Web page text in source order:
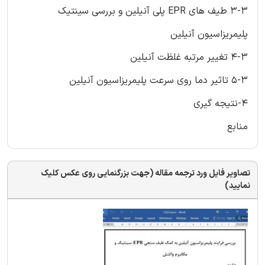
3-3 طیف های EPR پلی آنیلین و بررسی سینتیک
پلیمریزاسیون آنیلین
4-3 تغییر مرتبه غلظت آنیلین
5-3 تاثیر دما روی سرعت پلیمریزاسیون آنیلین
4-نتیجه گیری
منابع
تصاویر فایل ورد ترجمه مقاله (جهت بزرگنمایی روی عکس کلیک
نمایید)